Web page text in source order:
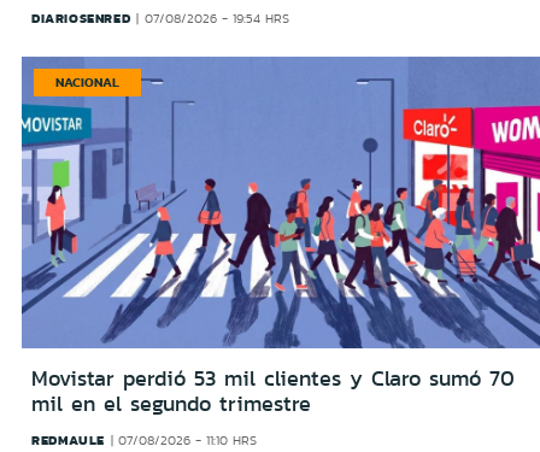
DIARIOSENRED 07/08/2026 - 19:54 HRS
NACIONAL
Movistar perdió 53 mil clientes y Claro sumó 70
mil en el segundo trimestre
REDMAULE 07/08/2026 - 11:10 HRS